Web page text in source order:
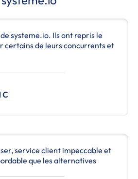
systeme.io. Ils ont repris le
certains de leurs concurrents et
C
service client impeccable et
que les alternatives